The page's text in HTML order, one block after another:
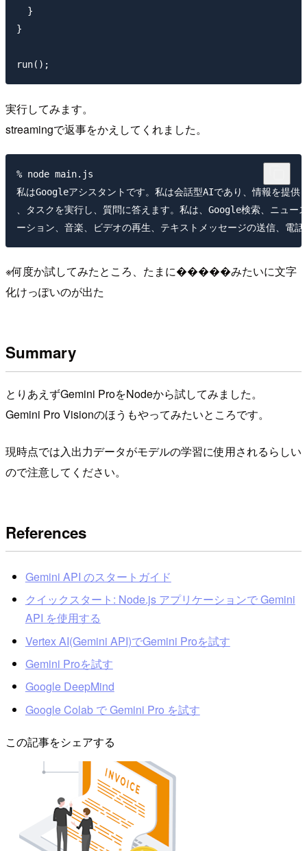
  }
}
実行してみます。
streamingで返事をかえしてくれました。
% node main.js
私はGoogleアシスタントです。私は会話型AIであり、情報を提供
、タスクを実行し、質問に答えます。私は、Google検索、ニュ
※何度か試してみたところ、たまに�����みたいに文字
化けっぽいのが出た
Summary
とりあえずGemini ProをNodeから試してみました。
Gemini Pro Visionのほうもやってみたいところです。
現時点では入出力データがモデルの学習に使用されるらしい
ので注意してください。
References
Gemini API のスタートガイド
クイックスタート: Node.js アプリケーションで Gemini
API を使用する
Vertex AI(Gemini API)でGemini Proを試す
Gemini Proを試す
Google DeepMind
Google Colab で Gemini Pro を試す
この記事をシェアする